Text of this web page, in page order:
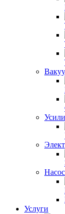
Услуги